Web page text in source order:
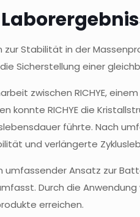
zur Stabilität in der
Sicherstellung einer
zwischen RICHYE,
konnte RICHYE die
führte. Nach
und verlängerte
umfassender Ansatz zur
Durch die
erreichen.